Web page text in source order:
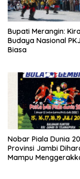
Bupati Merangin:
Budaya Nasional
Biasa
Nobar Piala Dunia
Provinsi Jambi
Mampu